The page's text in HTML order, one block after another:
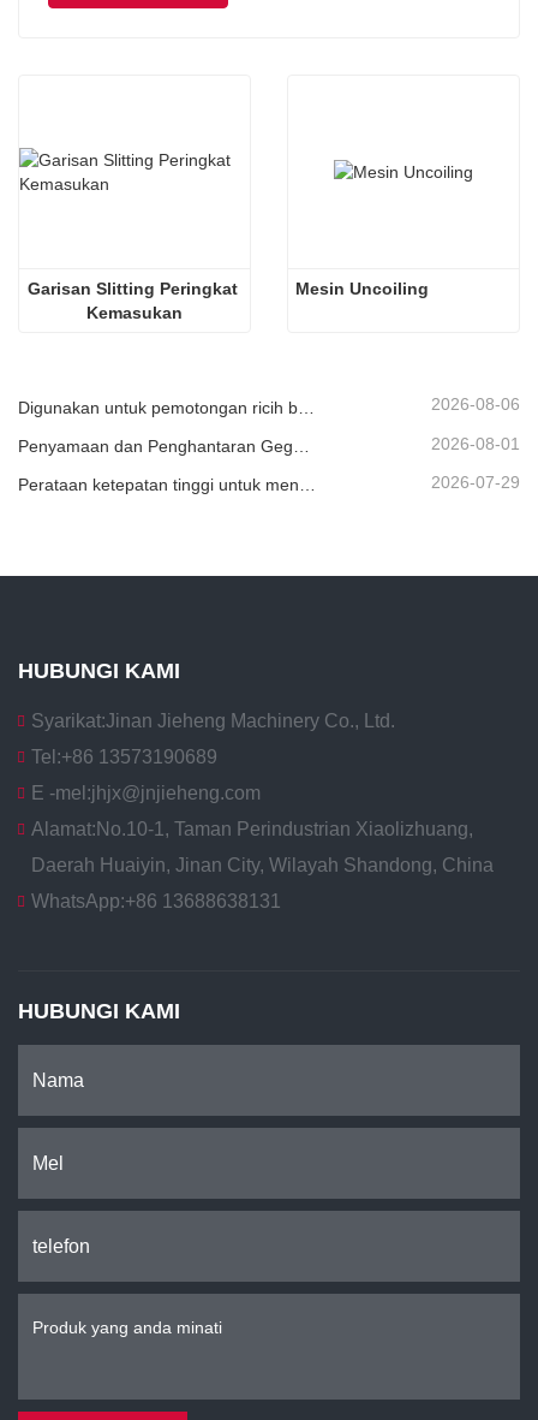
Garisan Slitting Peringkat
Kemasukan
Mesin Uncoiling
2026-08-06
2026-08-01
Perataan ketepatan tinggi untuk meningkatkan kerataan kepingan 2026-07-29
HUBUNGI KAMI
Syarikat:Jinan Jieheng Machinery Co., Ltd.
Tel:+86 13573190689
E -mel:jhjx@jnjieheng.com
Alamat:No.10-1, Taman Perindustrian Xiaolizhuang,
Daerah Huaiyin, Jinan City, Wilayah Shandong, China
WhatsApp:+86 13688638131
HUBUNGI KAMI